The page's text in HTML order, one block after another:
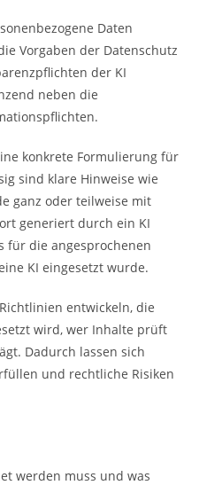
Daten
Vorgaben der Datenschutz
der KI
neben die
konkrete Formulierung für
sind klare Hinweise wie
ganz oder teilweise mit
generiert durch ein KI
für die angesprochenen
KI eingesetzt wurde.
entwickeln, die
wird, wer Inhalte prüft
Dadurch lassen sich
und rechtliche Risiken
werden muss und was